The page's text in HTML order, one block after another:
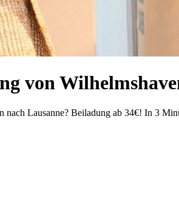
von
Lausanne? Beiladung ab 34€! In 3